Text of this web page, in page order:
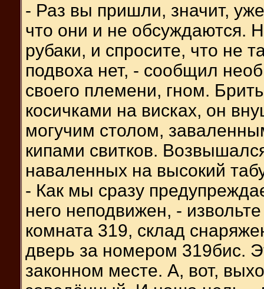
- Раз вы пришли, значит,
что они и не обсуждаются.
рубаки, и спросите, что не
подвоха нет, - сообщил
своего племени, гном.
косичками на висках, он
могучим столом,
кипами свитков.
наваленных на высокий
- Как мы сразу
него неподвижен, -
комната 319, склад
дверь за номером 319бис.
законном месте. А, вот,